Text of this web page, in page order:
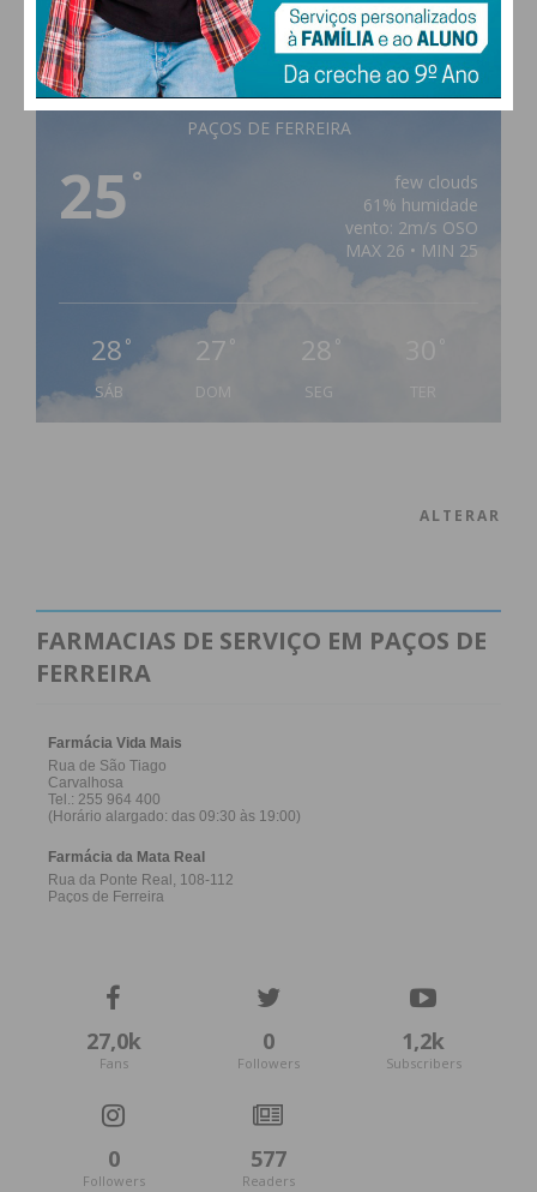
PAÇOS DE FERREIRA
25 °
few clouds
61% humidade
vento: 2m/s OSO
MAX 26 • MIN 25
28 °
SÁB
27 °
DOM
28 °
SEG
ALTERAR
FARMACIAS DE SERVIÇO EM PAÇOS DE
FERREIRA
27,0k
Fans
0
Followers
1,2k
Subscribers
0
Followers
577
Readers